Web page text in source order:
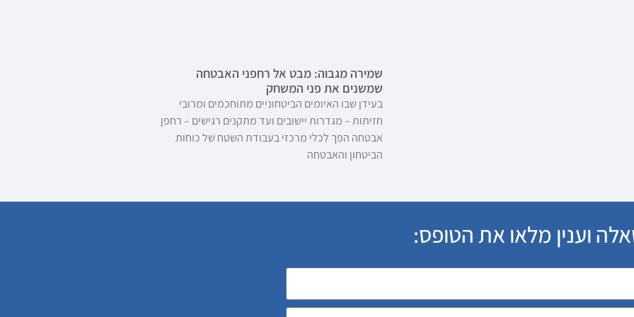
שמירה מגבוה: מבט אל רחפני האבטחה
שמשנים את פני המשחק
בעידן שבו האיומים הביטחוניים מתוחכמים ומרובי
חזיתות – מגדרות יישובים ועד מתקנים רגישים – רחפן
אבטחה הפך לכלי מרכזי בעבודת השטח של כוחות
הביטחון והאבטחה
וענין מלאו את הטופס: